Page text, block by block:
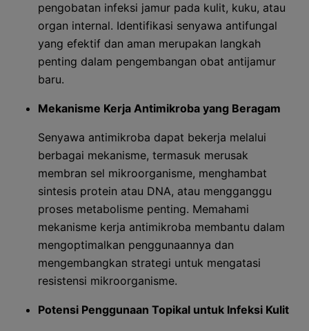
pengobatan infeksi jamur pada kulit, kuku, atau
organ internal. Identifikasi senyawa antifungal
yang efektif dan aman merupakan langkah
penting dalam pengembangan obat antijamur
baru.
Mekanisme Kerja Antimikroba yang Beragam
Senyawa antimikroba dapat bekerja melalui
berbagai mekanisme, termasuk merusak
membran sel mikroorganisme, menghambat
sintesis protein atau DNA, atau mengganggu
proses metabolisme penting. Memahami
mekanisme kerja antimikroba membantu dalam
mengoptimalkan penggunaannya dan
mengembangkan strategi untuk mengatasi
resistensi mikroorganisme.
Potensi Penggunaan Topikal untuk Infeksi Kulit